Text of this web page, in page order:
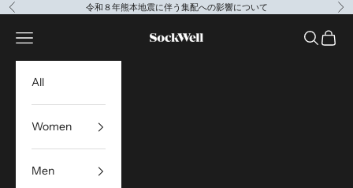
コンテンツへスキップ
前へ 令和８年熊本地震に伴う集配への影響について 次
Sockwell Japan
メニューを開く 検索を開
カー
All
Women
Men